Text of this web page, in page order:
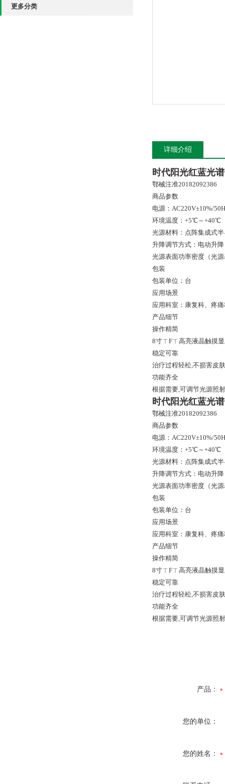
更多分类
详细介绍
时代阳光红蓝光
鄂械注准20182092386
商品参数
电源：AC220V±10%/
环境温度：+5℃～+40℃
光源材料：点阵集成式
升降调节方式：电动升降
光源表面功率密度（光
包装
包装单位：台
应用场景
应用科室：康复科、疼
产品细节
操作精简
8寸ㄒFㄒ高亮液晶触摸
稳定可靠
治疗过程轻松,不损害皮
功能齐全
根据需要,可调节光源照
时代阳光红蓝光
鄂械注准20182092386
商品参数
电源：AC220V±10%/
环境温度：+5℃～+40℃
光源材料：点阵集成式
升降调节方式：电动升降
光源表面功率密度（光
包装
包装单位：台
应用场景
应用科室：康复科、疼
产品细节
操作精简
8寸ㄒFㄒ高亮液晶触摸
稳定可靠
治疗过程轻松,不损害皮
功能齐全
根据需要,可调节光源照
产品：
您的单位：
您的姓名：